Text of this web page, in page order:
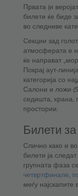
Првата (и
билети ќе биде
во следниве
Секции зад
атмосферата е
ќе направат
Покрај аут-
категорија со
Салони и ложи
седишта, храна,
простории.
Билети
Слично како и
билети ја
групната фаза
четвртфинале,
меѓу најскапите